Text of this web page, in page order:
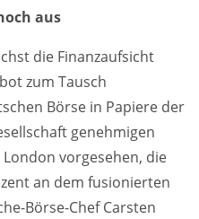
aus
die Finanzaufsicht
zum Tausch
Börse in Papiere der
genehmigen
vorgesehen, die
an dem fusionierten
Börse-Chef Carsten